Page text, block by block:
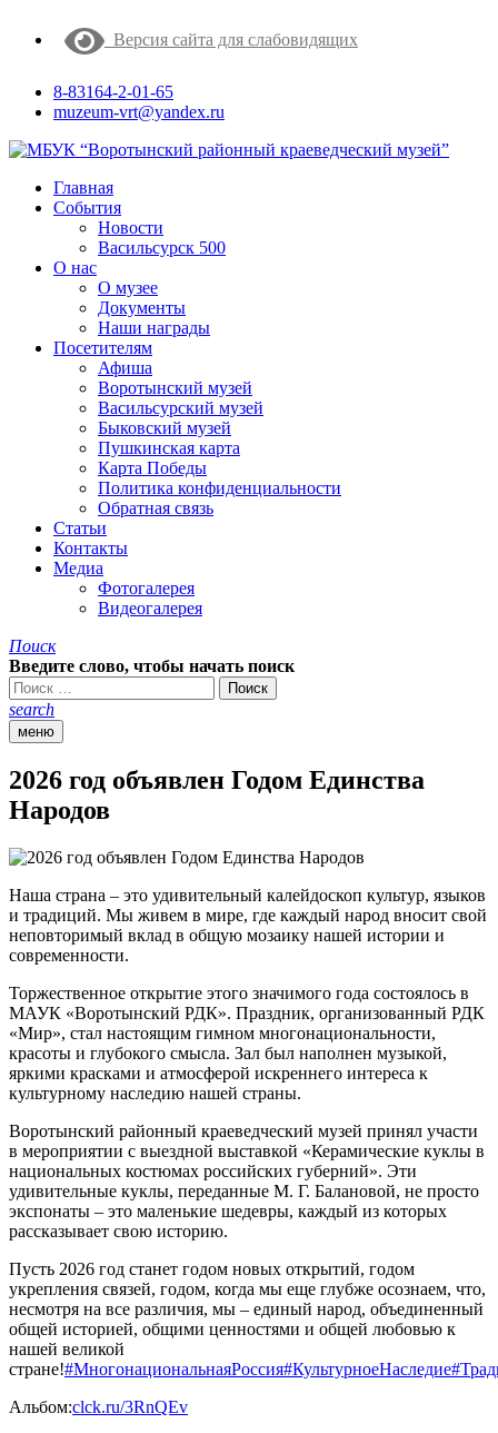
Версия сайта для слабовидящих
8-83164-2-01-65
muzeum-vrt@yandex.ru
Главная
События
Новости
Васильсурск 500
О нас
О музее
Документы
Наши награды
Посетителям
Афиша
Воротынский музей
Васильсурский музей
Быковский музей
Пушкинская карта
Карта Победы
Политика конфиденциальности
Обратная связь
Статьи
Контакты
Медиа
Фотогалерея
Видеогалерея
Поиск
Введите слово, чтобы начать поиск
search
меню
2026 год объявлен Годом Единства
Народов
Наша страна – это удивительный калейдоскоп культур, языков
и традиций. Мы живем в мире, где каждый народ вносит свой
неповторимый вклад в общую мозаику нашей истории и
современности.
Торжественное открытие этого значимого года состоялось в
МАУК «Воротынский РДК». Праздник, организованный РДК
«Мир», стал настоящим гимном многонациональности,
красоты и глубокого смысла. Зал был наполнен музыкой,
яркими красками и атмосферой искреннего интереса к
культурному наследию нашей страны.
Воротынский районный краеведческий музей принял участи
в мероприятии с выездной выставкой «Керамические куклы в
национальных костюмах российских губерний». Эти
удивительные куклы, переданные М. Г. Балановой, не просто
экспонаты – это маленькие шедевры, каждый из которых
рассказывает свою историю.
Пусть 2026 год станет годом новых открытий, годом
укрепления связей, годом, когда мы еще глубже осознаем, что,
несмотря на все различия, мы – единый народ, объединенный
общей историей, общими ценностями и общей любовью к
нашей великой
стране!#МногонациональнаяРоссия#КультурноеНаследие
Альбом:clck.ru/3RnQEv